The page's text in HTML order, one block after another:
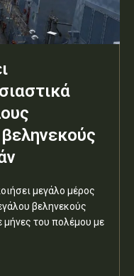
μεγάλο μέρος
βεληνεκούς
μήνες του πολέμου με